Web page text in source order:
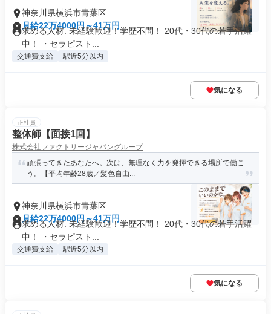
神奈川県横浜市青葉区
月給22万4000円～41万円
求める人材: 未経験歓迎！学歴不問！ 20代・30代の若手活躍
中！ ・セラピスト...
交通費支給 駅近5分以内
気になる
正社員
整体師【面接1回】
株式会社ファクトリージャパングループ
頑張ってきたあなたへ。次は、無理なく力を発揮できる場所で働こ
う。【平均年齢28歳／髪色自由...
神奈川県横浜市青葉区
月給22万4000円～41万円
求める人材: 未経験歓迎！学歴不問！ 20代・30代の若手活躍
中！ ・セラピスト...
交通費支給 駅近5分以内
気になる